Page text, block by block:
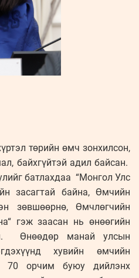
төрийн өмч зонхилсон,
байхгүйтэй адил байсан.
батлахдаа “Монгол Улс
засагтай байна, Өмчийн
зөвшөөрнө, Өмчлөгчийн
гэж заасан нь өнөөгийн
Өнөөдөр манай улсын
хувийн өмчийн
70 орчим буюу дийлэнх